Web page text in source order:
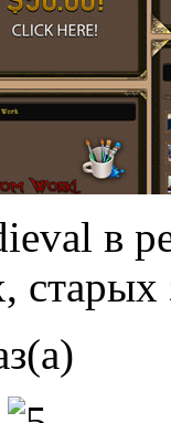
в
старых